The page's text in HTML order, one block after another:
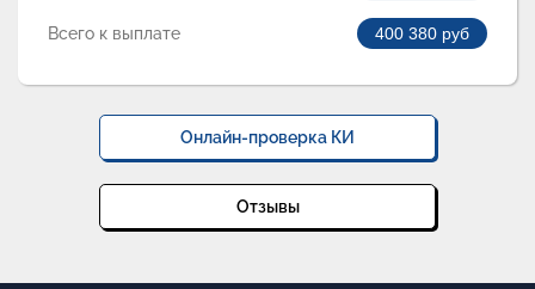
Всего к выплате 400 380 руб
Онлайн-проверка КИ
Отзывы